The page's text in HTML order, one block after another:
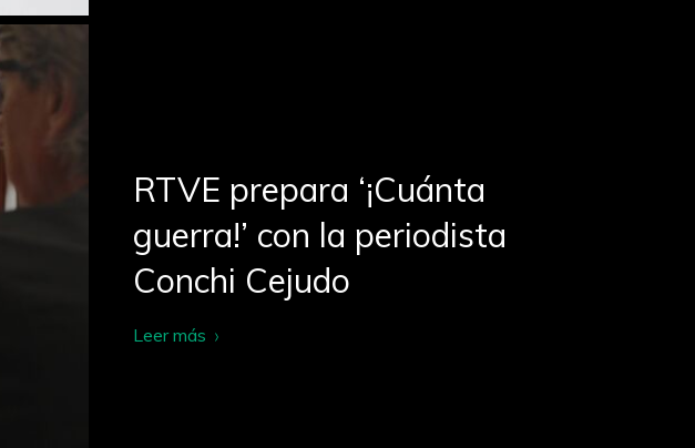
RTVE prepara ‘¡Cuánta
guerra!’ con la periodista
Conchi Cejudo
Leer más